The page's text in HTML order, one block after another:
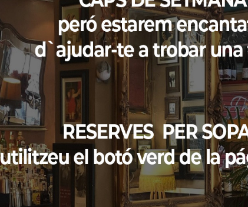
sentissin com a casa des del moment que entressin per la
ressenyesa través dels anys, creiem que sí, però
és, a la fi, una passió que mai dorm.